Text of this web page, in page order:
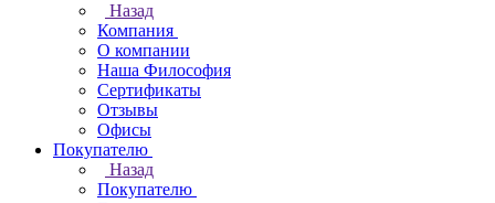
Назад
Компания
О компании
Наша Философия
Сертификаты
Отзывы
Офисы
Покупателю
Назад
Покупателю